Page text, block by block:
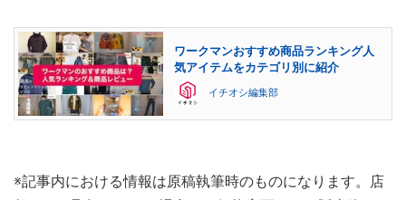
ワークマンおすすめ商品ランキング人
気アイテムをカテゴリ別に紹介
イチオシ編集部
※記事内における情報は原稿執筆時のものになります。店